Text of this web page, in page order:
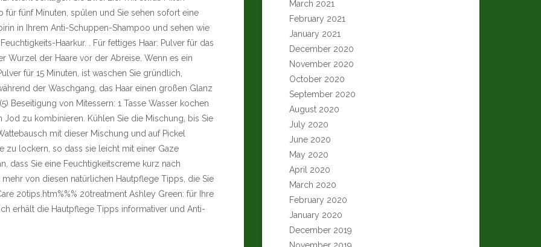
für fünf Minuten, spülen und Sie sehen sofort eine
in Ihrem Anti-Schuppen-Shampoo und sehen wie
Haarkur. . Für fettiges Haar: Pulver für das
Wurzel der Haare vor der Abreise. Wenn es ein
für 15 Minuten, ist waschen Sie gründlich,
der Waschgang, das Haar einen großen Glanz
Beseitigung von Mitessern: 1 Tasse Wasser kochen
zu kombinieren. Kühlen Sie die Mischung, bis Sie
mit dieser Mischung und auf Pickel
zu lockern, so dass sie leicht mit einer Gaze
dass Sie eine Feuchtigkeitscreme kurz nach
von diesen natürlichen Hautpflege Tipps, die Sie
20tips.htm%%% 20treatment Ashley Green: für Ihre
erhält die Hautpflege Tipps informativer und Anti-
March 2021
February 2021
January 2021
December 2020
November 2020
October 2020
September 2020
August 2020
July 2020
June 2020
May 2020
April 2020
March 2020
February 2020
January 2020
December 2019